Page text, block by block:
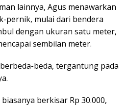
lainnya, Agus menawarkan
pernik, mulai dari bendera
dengan ukuran satu meter,
sembilan meter.
beda, tergantung pada
berkisar Rp 30.000,